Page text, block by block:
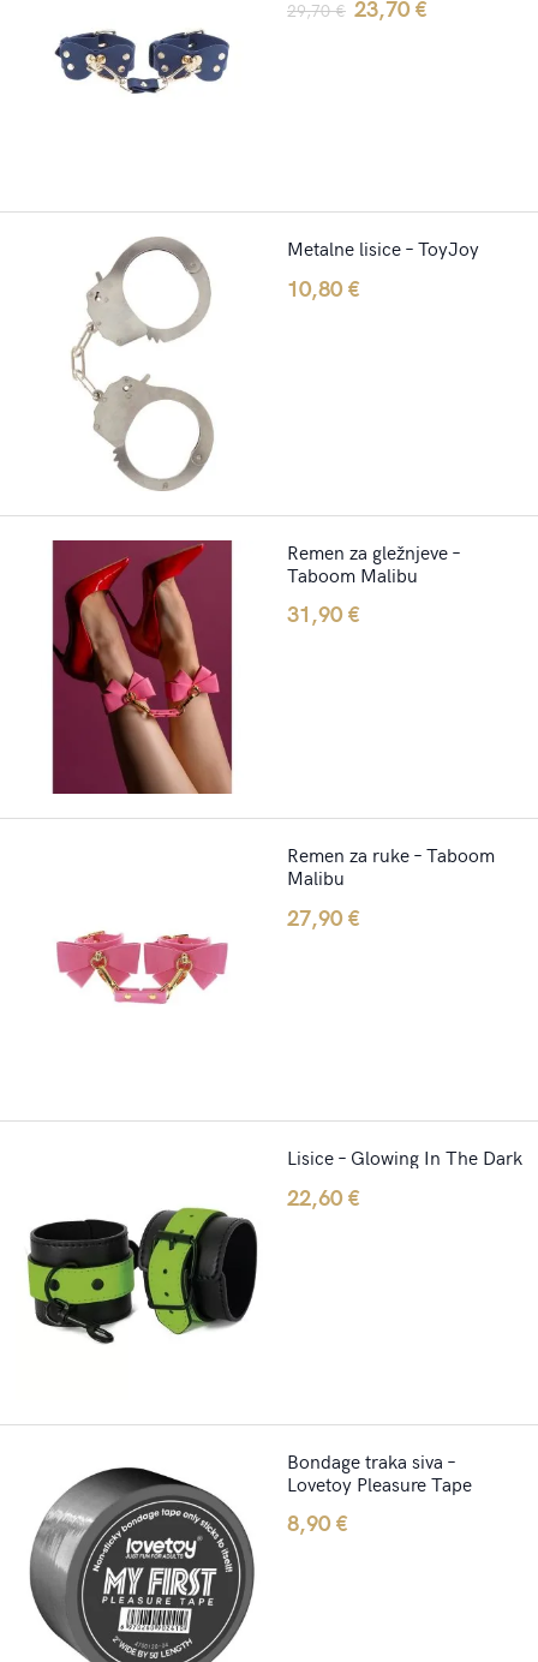
29,70€ Original
23,70€
Metalne lisice – ToyJoy
10,80€
Remen za gležnjeve –
Taboom Malibu
31,90€
Remen za ruke – Taboom
Malibu
27,90€
Lisice – Glowing In The Dark
22,60€
Bondage traka siva –
Lovetoy Pleasure Tape
8,90€